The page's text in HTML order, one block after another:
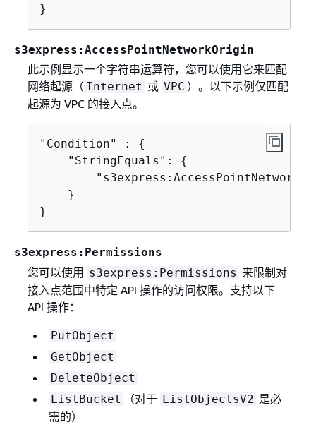
}
s3express:AccessPointNetworkOrigin
此示例显示一个字符串运算符，您可以使用它来匹配
网络起源（ Internet 或 VPC ）。以下示例仅匹配
起源为 VPC 的接入点。
"Condition" : {
    "StringEquals":
{
    }
}
s3express:Permissions
您可以使用 s3express:Permissions 来限制对
接入点范围中特定 API 操作的访问权限。支持以下
API 操作：
PutObject
GetObject
DeleteObject
ListBucket
（对于 ListObjectsV2 是必
需的）